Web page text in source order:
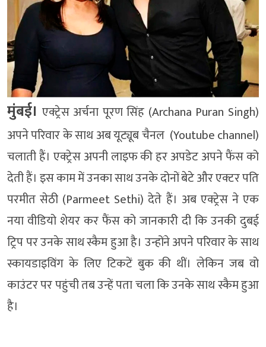
मुंबई। एक्ट्रेस अर्चना पूरण सिंह (Archana Puran Singh)
अपने परिवार के साथ अब यूट्यूब चैनल (Youtube channel)
चलाती हैं। एक्ट्रेस अपनी लाइफ की हर अपडेट अपने फैंस को
देती हैं। इस काम में उनका साथ उनके दोनों बेटे और एक्टर पति
परमीत सेठी (Parmeet Sethi) देते हैं। अब एक्ट्रेस ने एक
नया वीडियो शेयर कर फैंस को जानकारी दी कि उनकी दुबई
ट्रिप पर उनके साथ स्कैम हुआ है। उन्होंने अपने परिवार के साथ
स्कायडाइविंग के लिए टिकटें बुक की थीं। लेकिन जब वो
काउंटर पर पहुंची तब उन्हें पता चला कि उनके साथ स्कैम हुआ
है।